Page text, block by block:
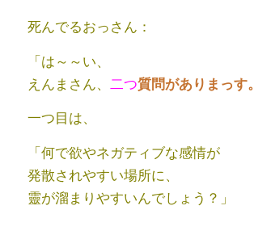
死んでるおっさん：
「は～～い、
えんまさん、 二つ質問がありまっす。
一つ目は、
「何で欲やネガティブな感情が
発散されやすい場所に、
靈が溜まりやすいんでしょう？」